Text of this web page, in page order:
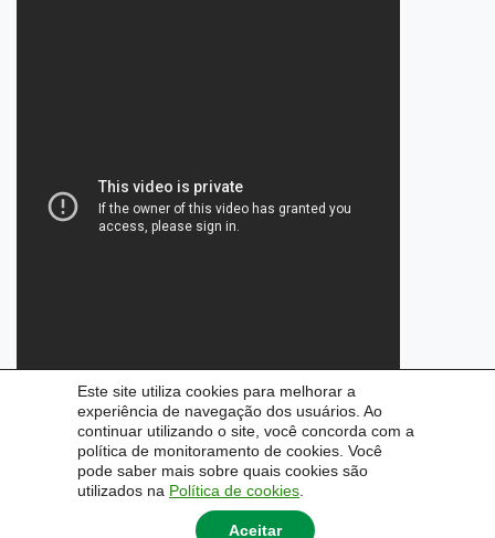
Este site utiliza cookies para melhorar a
experiência de navegação dos usuários. Ao
continuar utilizando o site, você concorda com a
política de monitoramento de cookies. Você
pode saber mais sobre quais cookies são
utilizados na Política de cookies
Aceitar